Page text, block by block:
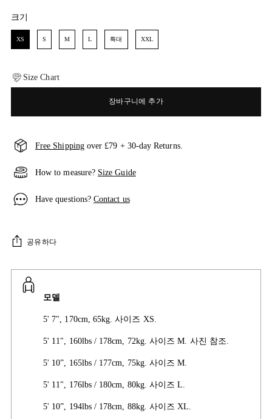
크기
크기
XS S M L 특대 XXL
Size Chart
장바구니에 추가
Free Shippingover £79 + 30-day Returns.
How to measure? Size Guide
Have questions?Contact us
공유하다
모델
5' 7", 170cm, 65kg. 사이즈 XS.
5' 11", 160lbs / 178cm, 72kg. 사이즈 M. 사진 참조.
5' 10”, 165lbs / 177cm, 75kg. 사이즈 M.
5' 11", 176lbs / 180cm, 80kg. 사이즈 L.
5' 10”, 194lbs / 178cm, 88kg. 사이즈 XL.